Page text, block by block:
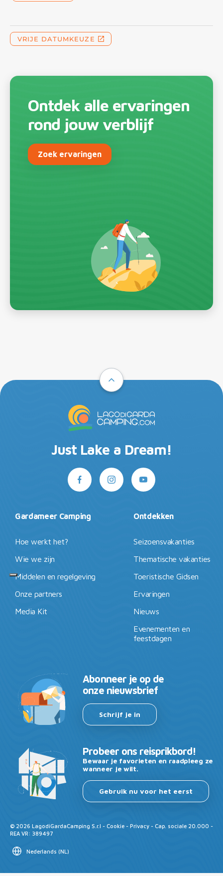
Ontdek alle ervaringen
rond jouw verblijf
Zoek ervaringen
Just Lake a Dream!
Gardameer Camping
Hoe werkt het?
Wie we zijn
Middelen en regelgeving
Onze partners
Media Kit
Ontdekken
Seizoensvakanties
Thematische vakanties
Toeristische Gidsen
Ervaringen
Nieuws
Evenementen en
feestdagen
Abonneer je op de
onze nieuwsbrief
Schrijf je in
Probeer ons reisprikbord!
Bewaar je favorieten en raadpleeg ze
wanneer je wilt.
Gebruik nu voor het eerst
© 2026 LagodiGardaCamping S.r.l - Cookie - Privacy - Cap. sociale 20.000 -
REA VR: 389497
Nederlands (NL)